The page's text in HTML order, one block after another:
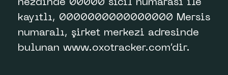
nezdinde 00000 sicil numarası ile
kayıtlı, 0000000000000000 Mersis
numaralı, şirket merkezi adresinde
bulunan www.oxotracker.com’dir.